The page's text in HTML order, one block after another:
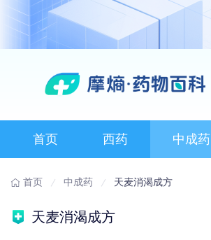
首页 西药 中成药
首页 中成药 天麦消渴成方
天麦消渴成方